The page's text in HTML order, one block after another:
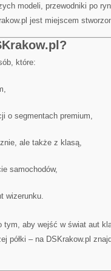
modeli, przewodniki po
jest miejscem
które:
o segmentach premium,
ale także z klasą,
samochodów,
wizerunku.
tym, aby wejść w świat aut
półki – na DSKrakow.pl